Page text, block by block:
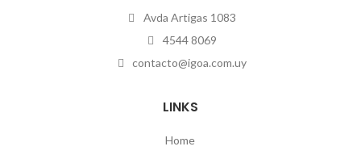
Avda Artigas 1083
4544 8069
contacto@igoa.com.uy
LINKS
Home